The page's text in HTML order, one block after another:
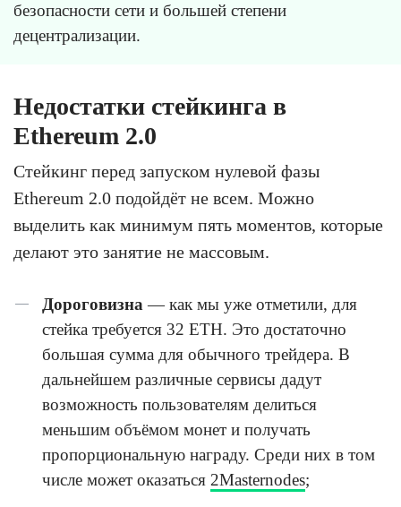
безопасности сети и большей степени
децентрализации.
Недостатки стейкинга в
Ethereum 2.0
Стейкинг перед запуском нулевой фазы
Ethereum 2.0 подойдёт не всем. Можно
выделить как минимум пять моментов, которые
делают это занятие не массовым.
Дороговизна— как мы уже отметили, для
стейка требуется 32 ETH. Это достаточно
большая сумма для обычного трейдера. В
дальнейшем различные сервисы дадут
возможность пользователям делиться
меньшим объёмом монет и получать
пропорциональную награду. Среди них в том
числе может оказаться 2Masternodes;